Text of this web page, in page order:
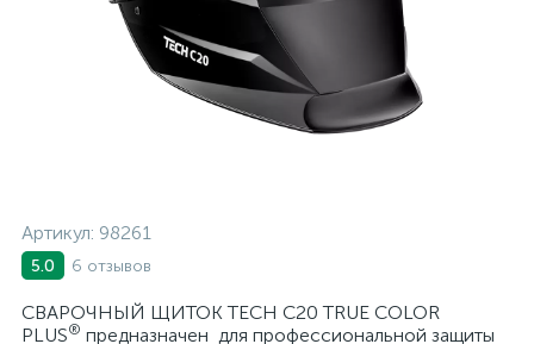
Артикул: 98261
5.0 6 отзывов
СВАРОЧНЫЙ ЩИТОК TECH С20 TRUE COLOR
PLUS® предназначен для профессиональной защиты